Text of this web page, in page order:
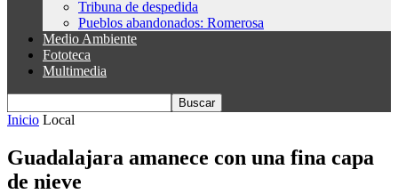
Tribuna de despedida
Pueblos abandonados: Romerosa
Medio Ambiente
Fototeca
Multimedia
Inicio Local
Guadalajara amanece con una fina capa
de nieve